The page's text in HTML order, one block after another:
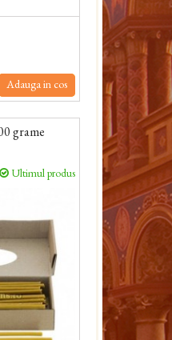
Adauga in cos
grame
Ultimul produs